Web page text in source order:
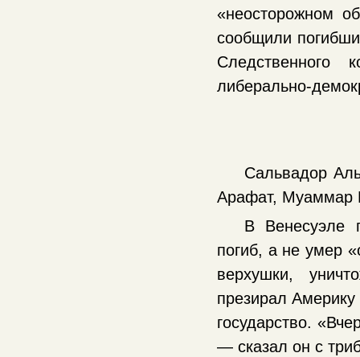
«неосторожном
сообщили
Следственного
либерально-
Сальвадор
Арафат, Муаммар
В Венесуэле
погиб, а не умер
верхушки,
презирал
государство.
— сказал он с